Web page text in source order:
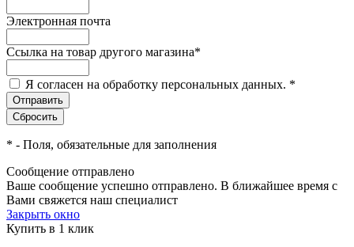
Электронная почта
Ссылка на товар другого магазина*
Я согласен на обработку персональных данных. *
* - Поля, обязательные для заполнения
Сообщение отправлено
Ваше сообщение успешно отправлено. В ближайшее время с
Вами свяжется наш специалист
Закрыть окно
Купить в 1 клик